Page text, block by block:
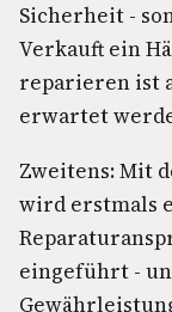
Sicherheit -
Verkauft ein
reparieren ist
erwartet
Zweitens: Mit
wird erstmals
eingeführt -